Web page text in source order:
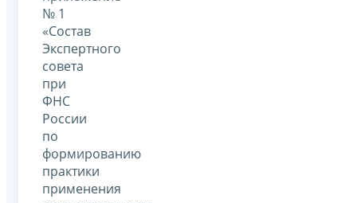
№ 1
«Состав
Экспертного
совета
при
ФНС
России
по
формированию
практики
применения